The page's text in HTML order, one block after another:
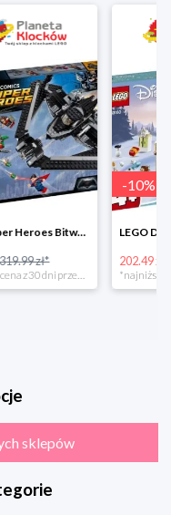
LEGO Super Heroes Bitwa powietrzna w super cenie
319.99 zł*
-10%
202.49 zł
sklepów